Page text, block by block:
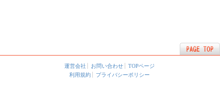
運営会社 お問い合わせ
TOPページ
利用規約
プライバシーポリシー